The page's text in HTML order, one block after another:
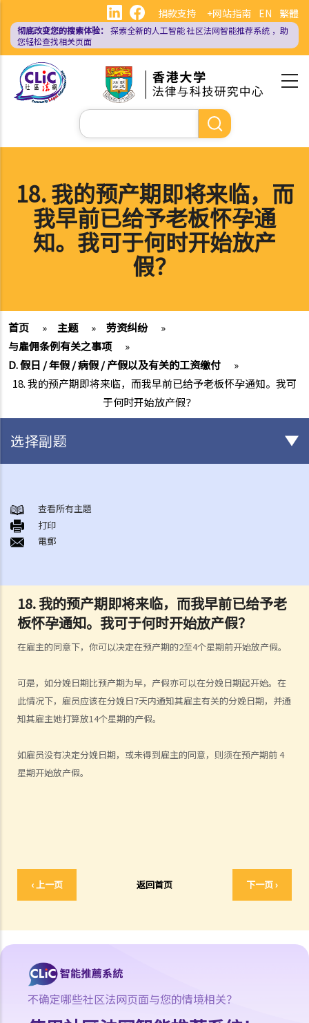
主
EN 繁體
捐款支持 +网站指南
彻底改变您的搜索体验： 探索全新的人工智能社区法网智能推荐系统 ，助
您轻松查找相关页面
搜
索
18. 我的预产期即将来临，而
我早前已给予老板怀孕通
知。我可于何时开始放产
假？
首页 » 主题 » 劳资纠纷
»
与雇佣条例有关之事项
»
D. 假日 / 年假 / 病假 / 产假以及有关的工资缴付
»
18. 我的预产期即将来临，而我早前已给予老板怀孕通知。我可
于何时开始放产假？
18. 我的预产期即将来临，而我早前已给予老
板怀孕通知。我可于何时开始放产假？
在雇主的同意下，你可以决定在预产期的2至4个星期前开始放产假。
可是，如分娩日期比预产期为早，产假亦可以在分娩日期起开始。在
此情况下，雇员应该在分娩日7天内通知其雇主有关的分娩日期，并通
知其雇主她打算放14个星期的产假。
如雇员没有决定分娩日期，或未得到雇主的同意，则须在预产期前 4
星期开始放产假。
‹ 上一页 返回首页 下一页 ›
选择副题
A. 「雇佣合约」之阐释
1. 雇佣合约的持续期是多久？
2. 甚麽是「连续性」雇佣合约？
3. 雇主是否可以选择签订一系列较短且间断的雇佣合同，以避免向雇员
提供法定福利和权益？
3. 如何分辨「雇佣合约」以及「独立承包商（或自雇人士）之服务合
4. 我接受了一份新聘约，并知道将于某日上班；而另一方面，我亦已给
予现职雇主一个月通知以辞去现有工作。在新工上任的一个星期前，我
收到新公司的电邮，表示暂时不能聘用我，其理由是需要引入新投资
金？
2. 我上个月的薪金已被拖欠了十天，我的老板有否触犯法律？
3. 我已被拖欠了一个月薪金，而老板告诉我他已无能力支付薪金，他有
为公司的财政已陷入困境，而公司亦很可能面临清盘。我能否取回全部
（或部分）薪金？
5. 假如雇主面临破产 / 清盘，我可以从哪处获得协助？
6. 如果我上班迟到，我的雇主可以扣除我的工资吗？
查看所有主題
打印
電郵
不确定哪些社区法网页面与您的情境相关？